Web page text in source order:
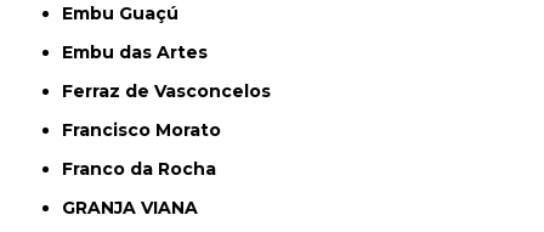
Embu Guaçú
Embu das Artes
Ferraz de Vasconcelos
Francisco Morato
Franco da Rocha
GRANJA VIANA